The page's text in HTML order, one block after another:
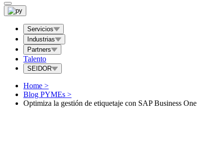
Servicios
Industrias
Partners
Talento
SEIDOR
Home >
Blog PYMEs >
Optimiza la gestión de etiquetaje con SAP Business One